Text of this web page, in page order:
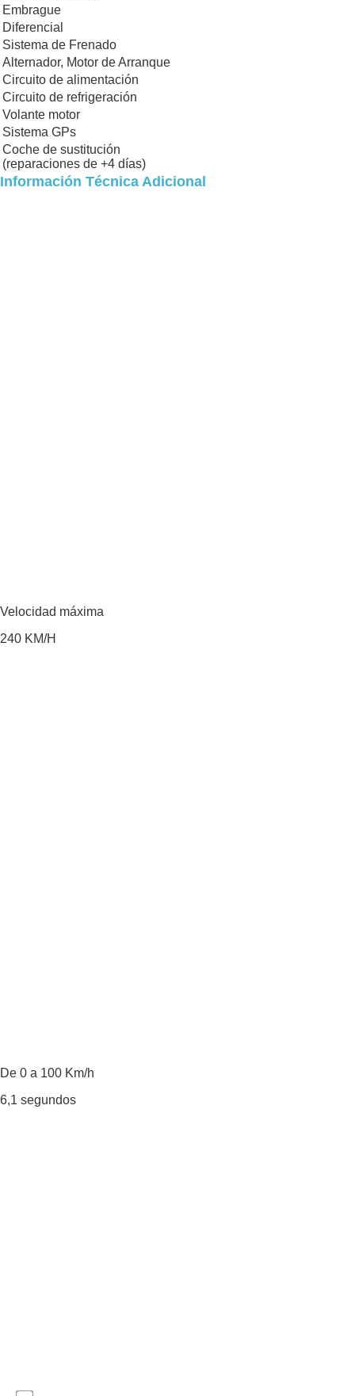
Embrague
Diferencial
Sistema de Frenado
Alternador, Motor de Arranque
Circuito de alimentación
Circuito de refrigeración
Volante motor
Sistema GPs
Coche de sustitución
(reparaciones de +4 días)
Información Técnica Adicional
Velocidad máxima
240 KM/H
De 0 a 100 Km/h
6,1 segundos